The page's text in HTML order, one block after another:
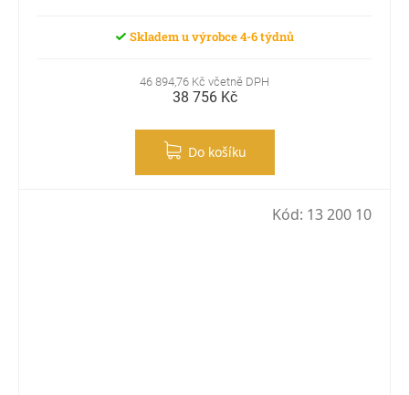
Skladem u výrobce 4-6 týdnů
46 894,76 Kč včetně DPH
38 756 Kč
Do košíku
Kód: 13 200 10